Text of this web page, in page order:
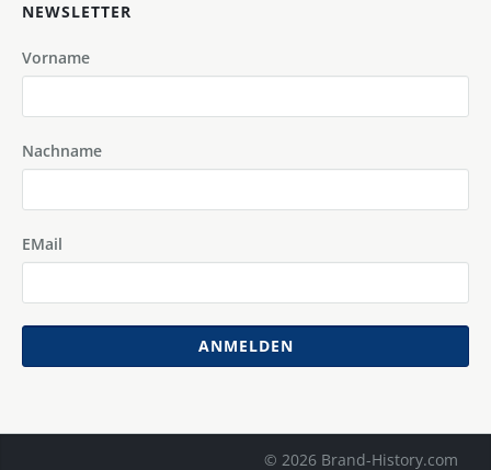
NEWSLETTER
Vorname
Nachname
EMail
ANMELDEN
© 2026 Brand-History.com